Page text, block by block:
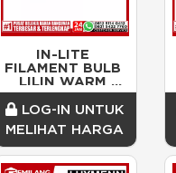
IN-LITE
FILAMENT BULB
LILIN WARM
GOLD INFM-
C35G-4W-14-WW
4w
LOG-IN UNTUK
MELIHAT HARGA